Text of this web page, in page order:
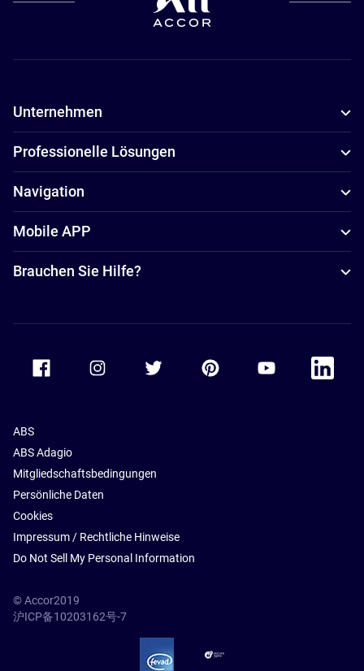
Unternehmen
Professionelle Lösungen
Navigation
Mobile APP
Brauchen Sie Hilfe?
Accor Facebook Accor TwitterAccor PinterestAccor Youtube
Accor
ABS
ABS Adagio
Mitgliedschaftsbedingungen
Persönliche Daten
Cookies
Impressum / Rechtliche Hinweise
Do Not Sell My Personal Information
© Accor2019
沪ICP备10203162号-7